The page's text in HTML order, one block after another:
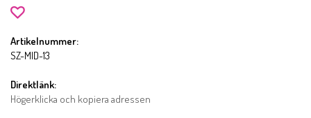
Artikelnummer:
SZ-MID-13
Direktlänk:
Högerklicka och kopiera adressen